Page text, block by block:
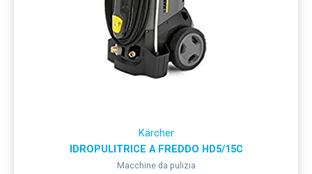
Kärcher
IDROPULITRICE A FREDDO HD5/15C
Macchine da pulizia